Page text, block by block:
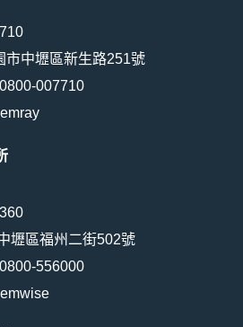
市中壢區新生路251號
007710
壢區福州二街502號
556000